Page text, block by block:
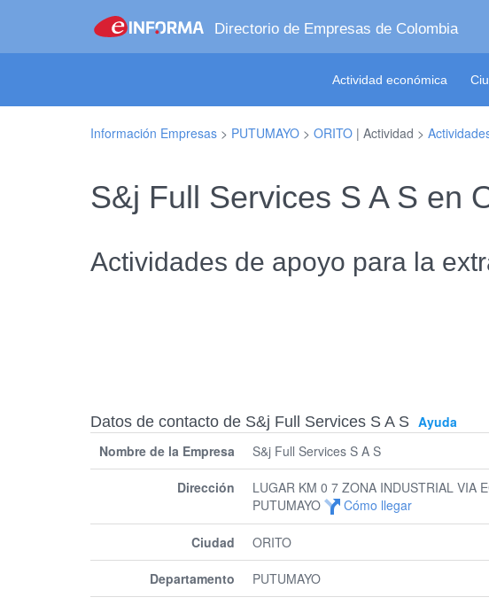
Directorio de Empresas de Colombia
Actividad económica
Información Empresas > PUTUMAYO > ORITO | Actividad >
S&j Full Services S A S en
Actividades de apoyo para la
Datos de contacto de S&j Full Services S A S Ayuda
Nombre de la Empresa
S&j Full Services S A S
Dirección
LUGAR KM 0 7 ZONA INDUSTRIAL VIA
PUTUMAYO
Cómo llegar
Ciudad ORITO
Departamento PUTUMAYO